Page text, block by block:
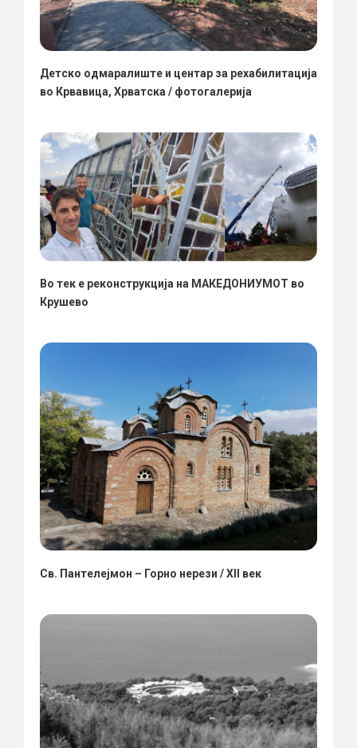
Детско одмаралиште и центар за рехабилитација
во Крвавица, Хрватска / фотогалерија
Во тек е реконструкција на МАКЕДОНИУМОТ во
Крушево
Св. Пантелејмон – Горно нерези / XII век